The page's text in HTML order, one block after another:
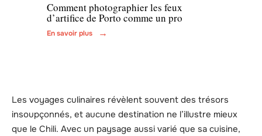
Comment photographier les feux
d’artifice de Porto comme un pro
En savoir plus
Les voyages culinaires révèlent souvent des trésors
insoupçonnés, et aucune destination ne l’illustre mieux
que le Chili. Avec un paysage aussi varié que sa cuisine,